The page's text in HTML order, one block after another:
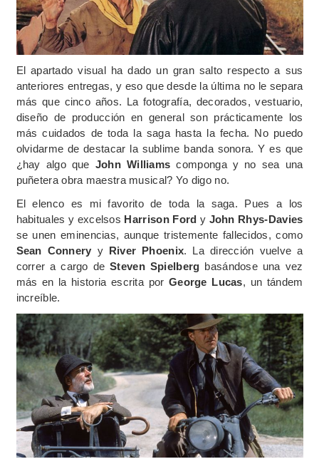
El apartado visual ha dado un gran salto respecto a sus
anteriores entregas, y eso que desde la última no le separa
más que cinco años. La fotografía, decorados, vestuario,
diseño de producción en general son prácticamente los
más cuidados de toda la saga hasta la fecha. No puedo
olvidarme de destacar la sublime banda sonora. Y es que
¿hay algo que John Williams componga y no sea una
puñetera obra maestra musical? Yo digo no.
El elenco es mi favorito de toda la saga. Pues a los
habituales y excelsos Harrison Ford y John Rhys-Davies
se unen eminencias, aunque tristemente fallecidos, como
Sean Connery y River Phoenix. La dirección vuelve a
correr a cargo deSteven Spielberg basándose una vez
más en la historia escrita por George Lucas, un tándem
increíble.